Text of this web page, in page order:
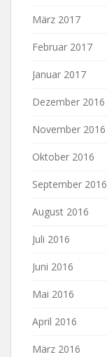
März 2017
Februar 2017
Januar 2017
Dezember 2016
November 2016
Oktober 2016
September 2016
August 2016
Juli 2016
Juni 2016
Mai 2016
April 2016
März 2016